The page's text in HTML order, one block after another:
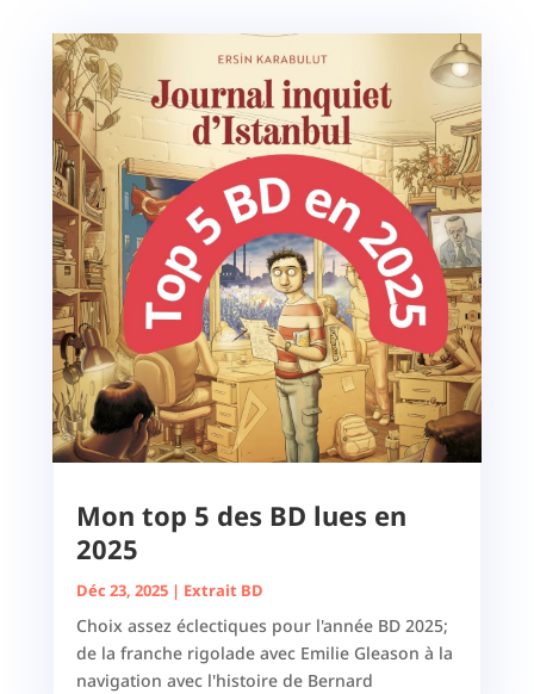
Mon top 5 des BD lues en
2025
Déc 23, 2025| Extrait BD
Choix assez éclectiques pour l'année BD 2025;
de la franche rigolade avec Emilie Gleason à la
navigation avec l'histoire de Bernard